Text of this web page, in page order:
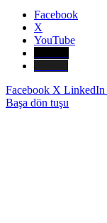
Facebook
X
YouTube
Facebook X LinkedIn
Başa dön tuşu